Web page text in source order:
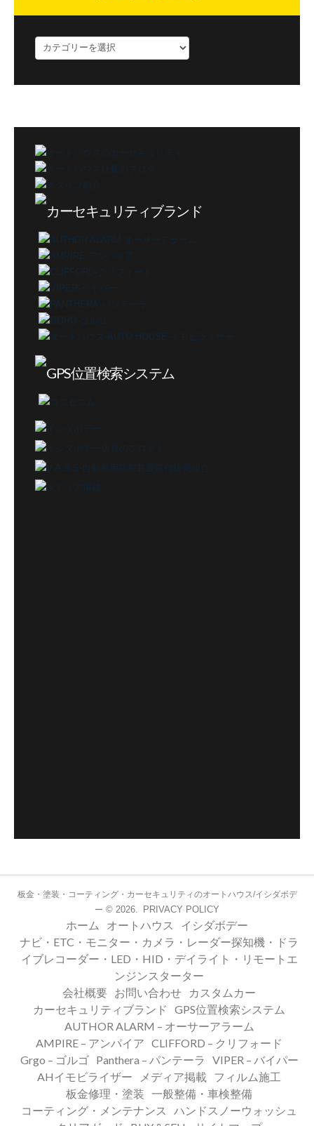
ロ
ー
板金・塗装・コーティング・カーセキュリティのオートハウス/イシダボデ
ー © 2026. PRIVACY POLICY
ホーム オートハウス
イシダボデー
ナビ・ETC・モニター・カメラ・レーダー探知機・ドラ
イブレコーダー・LED・HID・デイライト・リモートエ
ンジンスターター
会社概要 お問い合わせ
カスタムカー
カーセキュリティブランド
GPS位置検索システム
AUTHOR ALARM – オーサーアラーム
AMPIRE – アンパイア CLIFFORD – クリフォード
Grgo – ゴルゴ
Panthera – パンテーラ
VIPER – バイパー
AHイモビライザー
メディア掲載
フィルム施工
板金修理・塗装 一般整備・車検整備
コーティング・メンテナンス
ハンドスノーウォッシュ